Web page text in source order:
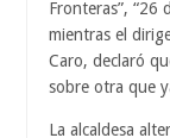
Fronteras”, “26
mientras el
Caro, declaró
sobre otra que
La alcaldesa